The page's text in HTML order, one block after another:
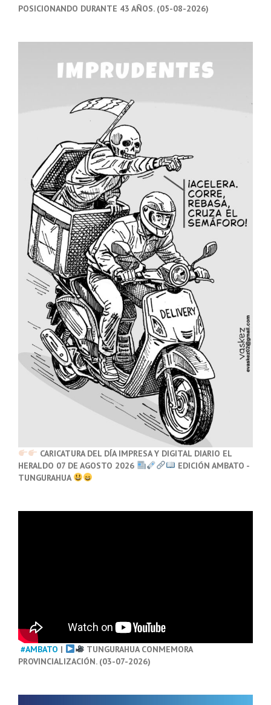
POSICIONANDO DURANTE 43 AÑOS. (05-08-2026)
CARICATURA DEL DÍA IMPRESA Y DIGITAL DIARIO EL
HERALDO 07 DE AGOSTO 2026
EDICIÓN AMBATO -
TUNGURAHUA
#AMBATO |
TUNGURAHUA CONMEMORA
PROVINCIALIZACIÓN. (03-07-2026)